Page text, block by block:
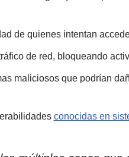
de quienes intentan
de red, bloqueando
maliciosos que podrían
conocidas en